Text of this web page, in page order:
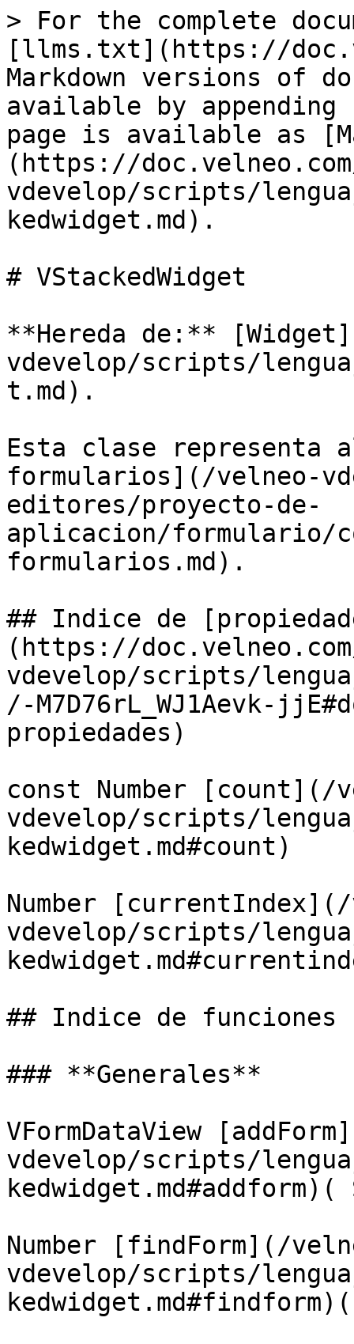
> For the complete
[llms.txt](https://
Markdown versions of
available by
page is available as
(https://
vdevelop/scripts/
kedwidget.md).
# VStackedWidget
**Hereda de:**
vdevelop/scripts/
t.md).
Esta clase
formularios](/velneo-
editores/proyecto-de-
aplicacion/formulario/
formularios.md).
## Indice de
(https://
vdevelop/scripts/
/-M7D76rL_WJ1Aevk-
propiedades)
const Number [count](/
vdevelop/scripts/
kedwidget.md#count)
Number
vdevelop/scripts/
## Indice de funciones
### **Generales**
VFormDataView
vdevelop/scripts/
Number [findForm](/
vdevelop/scripts/